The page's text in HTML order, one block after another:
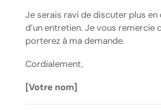
Je serais ravi de discuter plus
d’un entretien. Je vous remercie
porterez à ma demande.
Cordialement,
[Votre nom]